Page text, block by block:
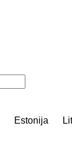
Estonija